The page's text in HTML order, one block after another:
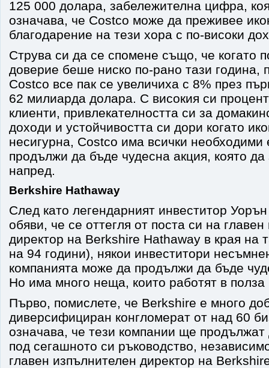
125 000 долара, забележителна цифра,
означава, че Costco може да преживее
благодарение на тези хора с по-високи
Струва си да се спомене също, че когато
доверие беше ниско по-рано тази година,
Costco все пак се увеличиха с 8% през
62 милиарда долара. С високия си
клиенти, привлекателността си за
доходи и устойчивостта си дори когато
несигурна, Costco има всички необходими
продължи да бъде чудесна акция, която
напред.
Berkshire Hathaway
След като легендарният инвеститор
обяви, че се оттегля от поста си на
директор на Berkshire Hathaway в края на
на 94 години), някои инвеститори
компанията може да продължи да бъде
Но има много неща, които работят в
Първо, помислете, че Berkshire е много
диверсифициран конгломерат от над 60
означава, че тези компании ще
под сегашното си ръководство,
главен изпълнителен директор на